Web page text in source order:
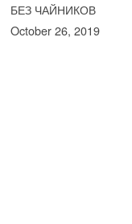
БЕЗ ЧАЙНИКОВ
October 26, 2019